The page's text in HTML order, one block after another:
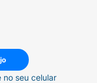
por Menos).
protetora.
seu celular